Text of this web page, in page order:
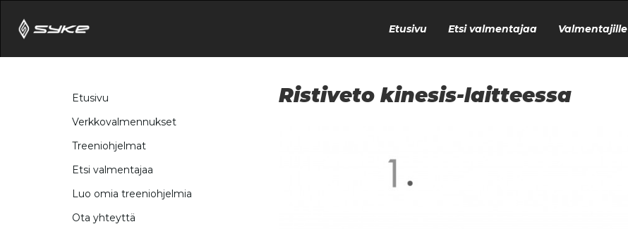
Etusivu Etsi valmentajaa Valmentajille
Etusivu
Verkkovalmennukset
Treeniohjelmat
Etsi valmentajaa
Luo omia treeniohjelmia
Ota yhteyttä
Ristiveto kinesis-laitteessa